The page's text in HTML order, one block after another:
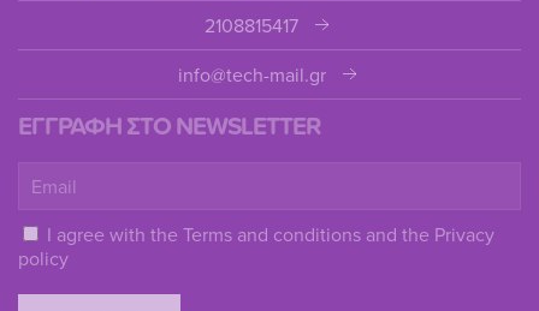
2108815417
info@tech-mail.gr
ΕΓΓΡΑΦΗ ΣΤΟ NEWSLETTER
I agree with the Terms and conditions and the Privacy
policy